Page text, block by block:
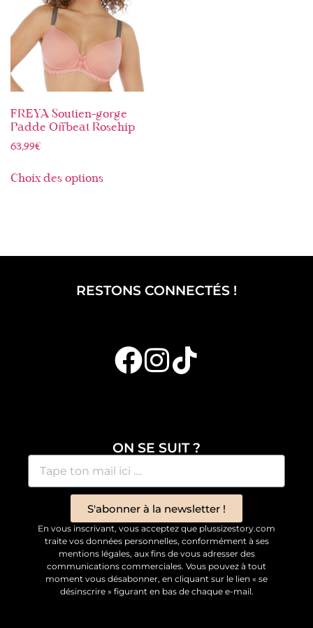
FREYA Soutien-gorge
Padde Offbeat Rosehip
63,99€
Choix des options
RESTONS CONNECTÉS !
ON SE SUIT ?
S'abonner à la newsletter !
En vous inscrivant, vous acceptez que plussizestory.com
traite vos données personnelles, conformément à ses
mentions légales, aux fins de vous adresser des
communications commerciales. Vous pouvez à tout
moment vous désabonner, en cliquant sur le lien « se
désinscrire » figurant en bas de chaque e-mail.